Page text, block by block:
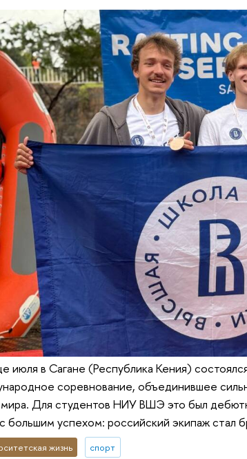
июля в Сагане (Республика Кения)
соревнование, объединившее
мира. Для студентов НИУ ВШЭ это был
большим успехом: российский экипаж стал
жизнь спорт